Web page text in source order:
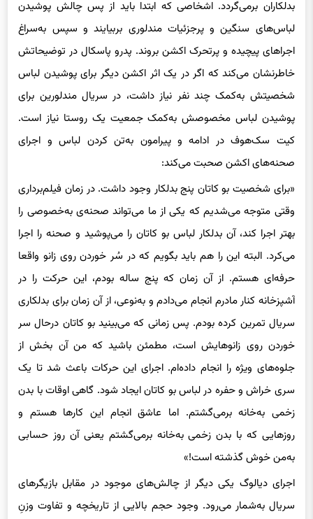
بدلکاران برمی‌گردد. اشخاصی که ابتدا باید از پس چالش پوشیدن
لباس‌های سنگین و پرجزئیات مندلوری بربیایند و سپس به‌سراغ
اجراهای پیچیده و پرتحرک اکشن بروند. پدرو پاسکال در توضیحاتش
خاطرنشان می‌کند که اگر در یک اثر اکشن دیگر برای پوشیدن لباس
شخصیتش به‌کمک چند نفر نیاز داشت، در سریال مندلورین برای
پوشیدن لباس مخصوصش به‌کمک جمعیت یک روستا نیاز است.
کیت سک‌هوف در ادامه و پیرامون به‌تن کردن لباس و اجرای
صحنه‌های اکشن صحبت می‌کند:
«برای شخصیت بو کاتان پنج بدلکار وجود داشت. در زمان فیلم‌برداری
وقتی متوجه می‌شدیم که یکی از ما می‌تواند صحنه‌ی به‌خصوصی را
بهتر اجرا کند، آن بدلکار لباس بو کاتان را می‌پوشید و صحنه را اجرا
می‌کرد. البته این را هم باید بگویم که در سُر خوردن روی زانو واقعا
حرفه‌ای هستم. از آن زمان که پنج ساله بودم، این حرکت را در
آشپزخانه‌ کنار مادرم انجام می‌دادم و به‌نوعی، از آن زمان برای بدلکاری
سریال تمرین کرده بودم. پس زمانی که می‌بینید بو کاتان درحال سر
خوردن روی زانوهایش است، مطمئن باشید که من آن بخش از
جلوه‌های ویژه را انجام داده‌ام. اجرای این حرکات باعث شد تا یک
سری خراش و حفره در لباس بو کاتان ایجاد شود. گاهی اوقات با بدن
زخمی به‌خانه برمی‌گشتم. اما عاشق انجام این کارها هستم و
روزهایی که با بدن زخمی به‌خانه برمی‌گشتم یعنی آن روز حسابی
به‌من خوش گذشته است!»
اجرای دیالوگ‌ یکی دیگر از چالش‌های موجود در مقابل بازیگرهای
سریال به‌شمار می‌رود. وجود حجم بالایی از تاریخچه و تفاوت وزنِ